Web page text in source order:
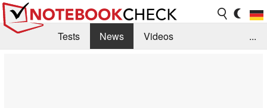
Tests News
Videos
...